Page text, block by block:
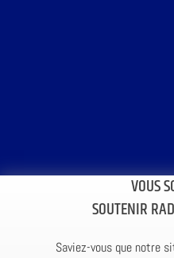
VOUS
SOUTENIR
Saviez-vous que notre